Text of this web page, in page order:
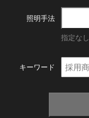
照明手法
指定なし
キーワード